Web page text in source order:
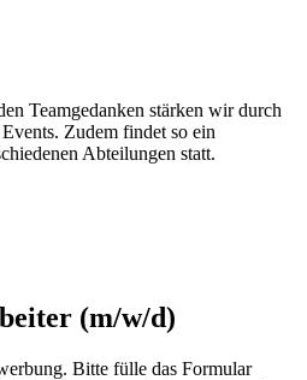
Teamgedanken stärken wir durch
Zudem findet so ein
Abteilungen statt.
(m/w/d)
Bitte fülle das Formular